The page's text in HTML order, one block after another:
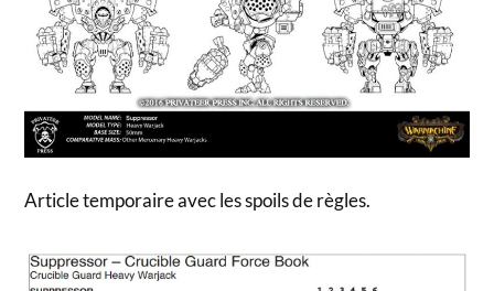
Article temporaire avec les spoils de règles.